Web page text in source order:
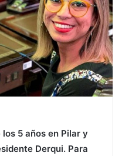
5 años en Pilar y
Derqui. Para